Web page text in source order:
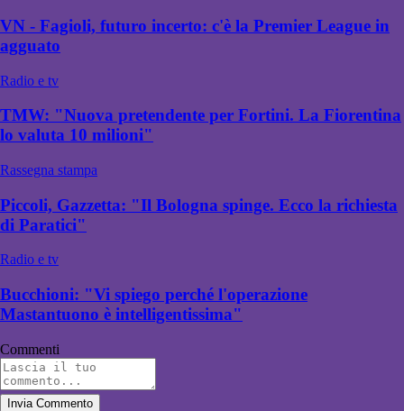
VN - Fagioli, futuro incerto: c'è la Premier League in
agguato
Radio e tv
TMW: "Nuova pretendente per Fortini. La Fiorentina
lo valuta 10 milioni"
Rassegna stampa
Piccoli, Gazzetta: "Il Bologna spinge. Ecco la richiesta
di Paratici"
Radio e tv
Bucchioni: "Vi spiego perché l'operazione
Mastantuono è intelligentissima"
Commenti
Invia Commento